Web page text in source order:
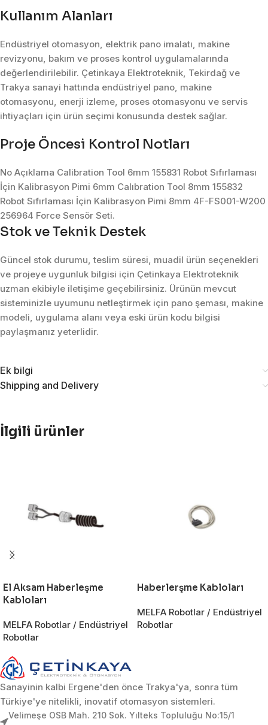
Kullanım Alanları
Endüstriyel otomasyon, elektrik pano imalatı, makine
revizyonu, bakım ve proses kontrol uygulamalarında
değerlendirilebilir. Çetinkaya Elektroteknik, Tekirdağ ve
Trakya sanayi hattında endüstriyel pano, makine
otomasyonu, enerji izleme, proses otomasyonu ve servis
ihtiyaçları için ürün seçimi konusunda destek sağlar.
Proje Öncesi Kontrol Notları
No Açıklama Calibration Tool 6mm 155831 Robot Sıfırlaması
İçin Kalibrasyon Pimi 6mm Calıbration Tool 8mm 155832
Robot Sıfırlaması İçin Kalibrasyon Pimi 8mm 4F-FS001-W200
256964 Force Sensör Seti.
Stok ve Teknik Destek
Güncel stok durumu, teslim süresi, muadil ürün seçenekleri
ve projeye uygunluk bilgisi için Çetinkaya Elektroteknik
uzman ekibiyle iletişime geçebilirsiniz. Ürünün mevcut
sisteminizle uyumunu netleştirmek için pano şeması, makine
modeli, uygulama alanı veya eski ürün kodu bilgisi
paylaşmanız yeterlidir.
Ek bilgi
Shipping and Delivery
İlgili ürünler
El Aksam Haberleşme
Kabloları
MELFA Robotlar / Endüstriyel
Robotlar
Haberlerşme Kabloları
MELFA Robotlar / Endüstriyel
Robotlar
Sanayinin kalbi Ergene'den önce Trakya'ya, sonra tüm
Türkiye'ye nitelikli, inovatif otomasyon sistemleri.
Velimeşe OSB Mah. 210 Sok. Yılteks Topluluğu No:15/1